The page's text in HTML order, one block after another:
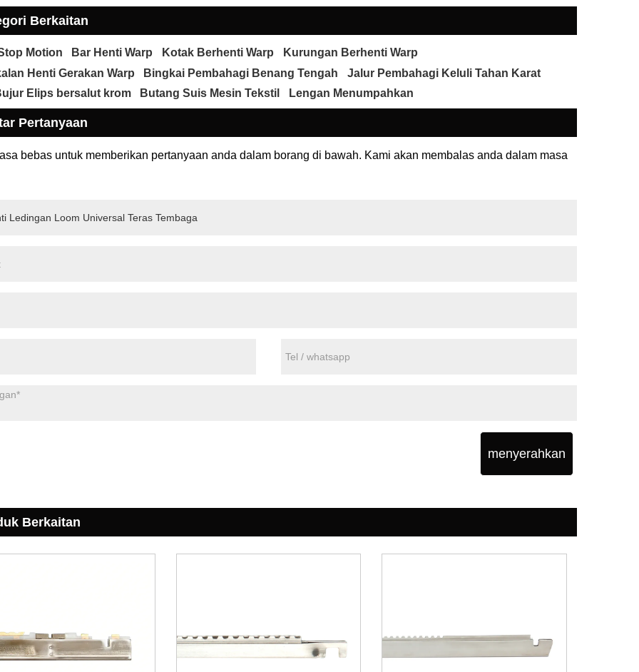
Berkaitan
Motion Bar Henti Warp Kotak Berhenti Warp
Kurungan Berhenti Warp
Henti Gerakan Warp
Bingkai Pembahagi Benang Tengah
Jalur Pembahagi Keluli Tahan Karat
Elips bersalut krom
Butang Suis Mesin Tekstil Lengan Menumpahkan
Pertanyaan
bebas untuk memberikan pertanyaan anda dalam borang di bawah. Kami akan membalas anda dalam masa
menyerahkan
Berkaitan